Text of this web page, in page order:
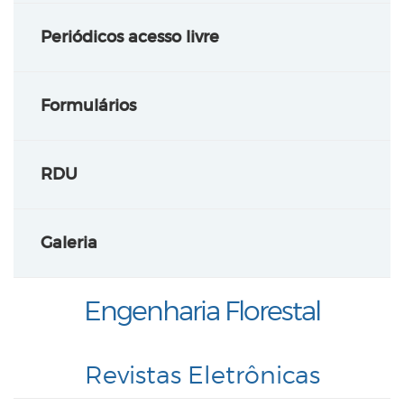
Periódicos acesso livre
Formulários
RDU
Galeria
Engenharia Florestal
Revistas Eletrônicas